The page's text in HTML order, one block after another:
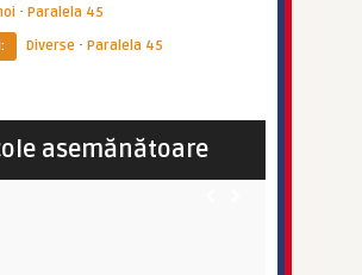
· Paralela 45
Diverse · Paralela 45
asemănătoare